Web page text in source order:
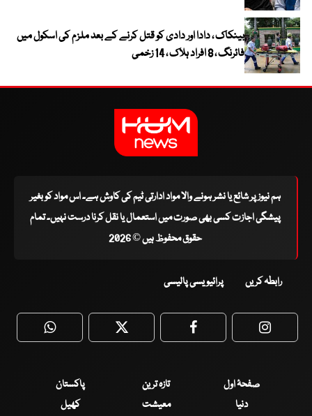
بینکاک ، دادا اور دادی کو قتل کرنے کے بعد ملزم کی اسکول میں
فائرنگ ، 8 افراد ہلاک ، 14 زخمی
ہم نیوز پر شائع یا نشر ہونے والا مواد ادارتی ٹیم کی کاوش ہے۔ اس مواد کو بغیر
پیشگی اجازت کسی بھی صورت میں استعمال یا نقل کرنا درست نہیں۔ تمام
حقوق محفوظ ہیں © 2026
رابطہ کریں پرائیویسی پالیسی
WhatsApp Twitter Facebook
صفحۂ اول تازہ ترین
پاکستان
دنیا
معیشت
کھیل